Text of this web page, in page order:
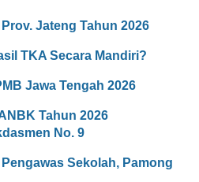
Jateng Tahun 2026
TKA Secara Mandiri?
Jawa Tengah 2026
Tahun 2026
No. 9
Sekolah, Pamong